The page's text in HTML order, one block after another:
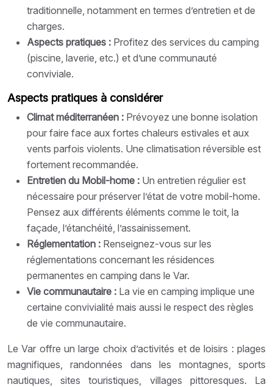
traditionnelle, notamment en termes d’entretien et de
charges.
Aspects pratiques : Profitez des services du camping
(piscine, laverie, etc.) et d’une communauté
conviviale.
Aspects pratiques à considérer
Climat méditerranéen : Prévoyez une bonne isolation
pour faire face aux fortes chaleurs estivales et aux
vents parfois violents. Une climatisation réversible est
fortement recommandée.
Entretien du Mobil-home : Un entretien régulier est
nécessaire pour préserver l’état de votre mobil-home.
Pensez aux différents éléments comme le toit, la
façade, l’étanchéité, l’assainissement.
Réglementation : Renseignez-vous sur les
réglementations concernant les résidences
permanentes en camping dans le Var.
Vie communautaire : La vie en camping implique une
certaine convivialité mais aussi le respect des règles
de vie communautaire.
Le Var offre un large choix d’activités et de loisirs : plages
magnifiques, randonnées dans les montagnes, sports
nautiques, sites touristiques, villages pittoresques. La